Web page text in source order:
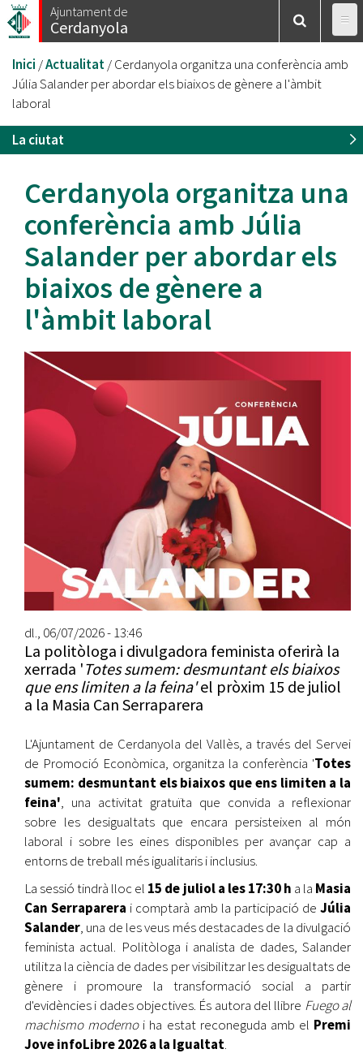
Vés
al
Ajuntament de
Cerdanyola
Esteu
aquí
Inici /Actualitat/Cerdanyola organitza una conferència amb
Júlia Salander per abordar els biaixos de gènere a l'àmbit
laboral
La ciutat
Cerdanyola organitza una
conferència amb Júlia
Salander per abordar els
biaixos de gènere a
l'àmbit laboral
dl., 06/07/2026 - 13:46
La politòloga i divulgadora feminista oferirà la
xerrada 'Totes sumem: desmuntant els biaixos
que ens limiten a la feina'el pròxim 15 de juliol
a la Masia Can Serraparera
L'Ajuntament de Cerdanyola del Vallès, a través del Servei
de Promoció Econòmica, organitza la conferència 'Totes
sumem: desmuntant els biaixos que ens limiten a la
feina', una activitat gratuïta que convida a reflexionar
sobre les desigualtats que encara persisteixen al món
laboral i sobre les eines disponibles per avançar cap a
entorns de treball més igualitaris i inclusius.
La sessió tindrà lloc el 15 de juliol a les 17:30 h a la Masia
Can Serraparera i comptarà amb la participació de Júlia
Salander, una de les veus més destacades de la divulgació
feminista actual. Politòloga i analista de dades, Salander
utilitza la ciència de dades per visibilitzar les desigualtats de
gènere i promoure la transformació social a partir
d'evidències i dades objectives. És autora del llibre Fuego al
machismo modernoi ha estat reconeguda amb el Premi
Jove infoLibre 2026 a la Igualtat.